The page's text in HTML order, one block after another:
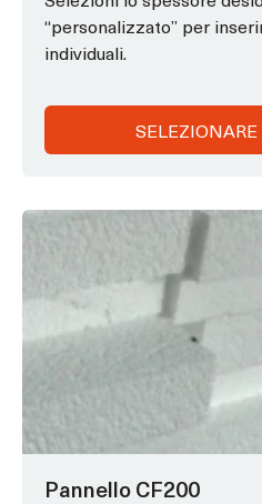
“personalizzato” per
individuali.
Pannello CF200
Questo
opzioni
che
possono
essere
nella
pagina
del